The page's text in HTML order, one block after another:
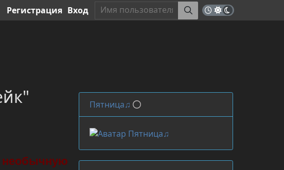
Регистрация Вход
необычную
Пятница♫